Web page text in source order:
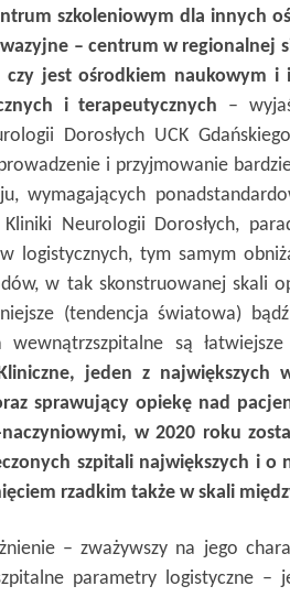
szkoleniowym dla innych
– centrum w regionalnej
czy jest ośrodkiem naukowym
i terapeutycznych –
Dorosłych UCK
i przyjmowanie
wymagających
Kliniki Neurologii Dorosłych,
logistycznych, tym samym
w tak skonstruowanej skali
(tendencja światowa)
wewnątrzszpitalne są
jeden z
sprawujący opiekę nad
w 2020 roku
szpitali największych i
rzadkim także w skali
– zważywszy na jego
parametry logistyczne